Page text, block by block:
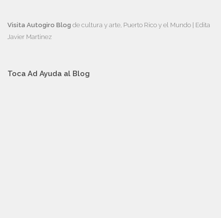
Visita Autogiro Blog de cultura y arte, Puerto Rico y el Mundo | Edita
Javier Martinez
Toca Ad Ayuda al Blog